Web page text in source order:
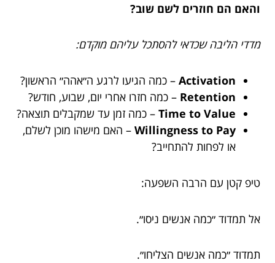
והאם הם חוזרים לשם שוב?
מדדי הליבה שכדאי להסתכל עליהם מוקדם:
Activation – כמה הגיעו לרגע ה״אהה״ הראשון?
Retention – כמה חזרו אחרי יום, שבוע, חודש?
Time to Value – כמה זמן עד שמקבלים תוצאה?
Willingness to Pay – האם מישהו מוכן לשלם,
או לפחות להתחייב?
טיפ קטן עם הרבה השפעה:
אל תמדוד ״כמה אנשים ניסו״.
תמדוד ״כמה אנשים הצליחו״.